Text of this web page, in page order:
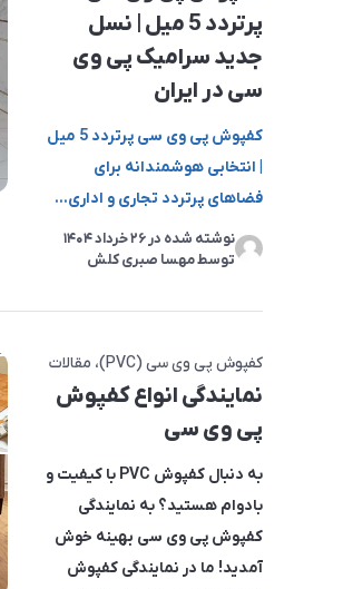
پرتردد 5 میل | نسل
جدید سرامیک پی وی
سی در ایران
کفپوش پی وی سی پرتردد 5 میل
| انتخابی هوشمندانه برای
فضاهای پرتردد تجاری و اداری...
نوشته شده در 26 خرداد 1404
توسطمهسا صبری کلش
کفپوش پی وی سی (PVC) مقالات
نمایندگی انواع کفپوش
پی وی سی
به دنبال کفپوش PVC با کیفیت و
بادوام هستید؟ به نمایندگی
کفپوش پی وی سی بهینه خوش
آمدید! ما در نمایندگی کفپوش